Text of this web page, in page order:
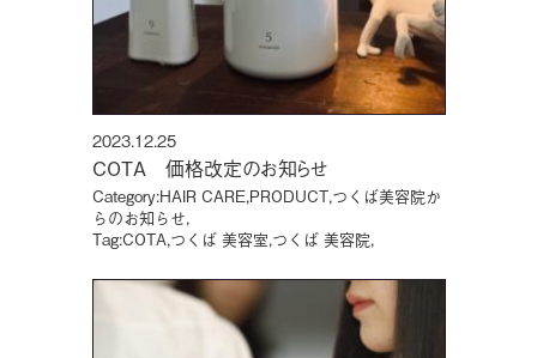
2023.12.25
COTA 価格改定のお知らせ
Category:HAIR CARE,PRODUCT,つくば美容院か
らのお知らせ,
Tag:COTA,つくば 美容室,つくば 美容院,